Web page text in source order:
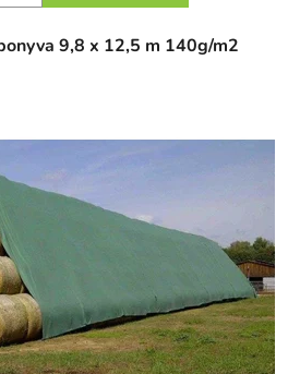
9,8 x 12,5 m 140g/m2